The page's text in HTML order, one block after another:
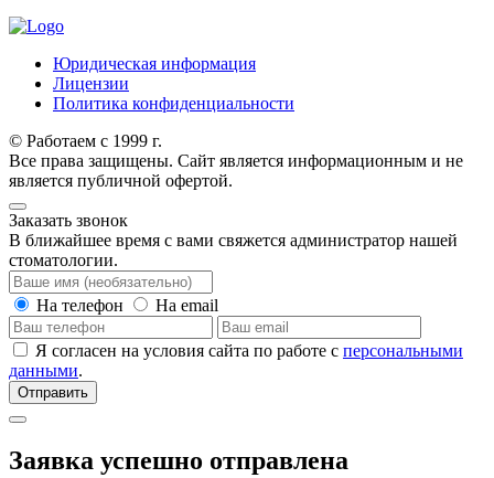
Юридическая информация
Лицензии
Политика конфиденциальности
© Работаем с 1999 г.
Все права защищены. Сайт является информационным и не
является публичной офертой.
Заказать звонок
В ближайшее время с вами свяжется администратор нашей
стоматологии.
На телефон На email
Я согласен на условия сайта по работе с персональными
данными.
Отправить
Заявка успешно отправлена